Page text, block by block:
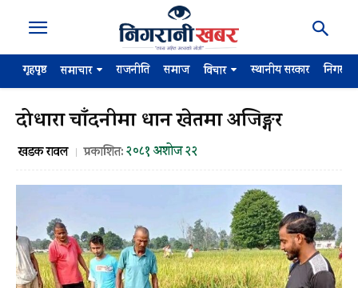
गृहपृष्ठ समाचार राजनीति समाज विचार स्थानीय सरकार
दोधारा चाँदनीमा धान खेतमा अजिङ्गर
खडक रावल प्रकाशित:२०८१ अशोज २२